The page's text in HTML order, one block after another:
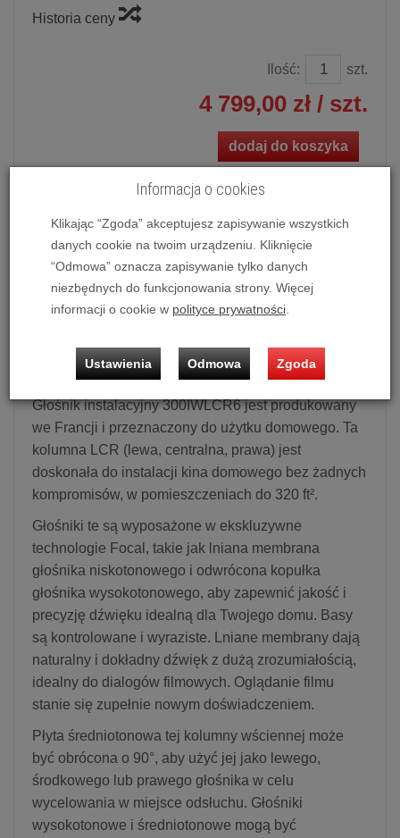
Historia ceny
Ilość: szt.
4 799,00 zł / szt.
dodaj do koszyka
Głośnik instalacyjny Focal 300 IW 6 LCR
Cena dotyczy 1 szt. kolumn.
Możliwość zakupu produktu w bezpłatnym systemie
ratalnym 0% na 10, 20 i 30 miesięcy lub specjalna oferta!
Głośnik instalacyjny Focal 300 IW 6 LCR
Głośnik instalacyjny 300IWLCR6 jest produkowany
we Francji i przeznaczony do użytku domowego. Ta
kolumna LCR (lewa, centralna, prawa) jest
doskonała do instalacji kina domowego bez żadnych
kompromisów, w pomieszczeniach do 320 ft².
Głośniki te są wyposażone w ekskluzywne
technologie Focal, takie jak lniana membrana
głośnika niskotonowego i odwrócona kopułka
głośnika wysokotonowego, aby zapewnić jakość i
precyzję dźwięku idealną dla Twojego domu. Basy
są kontrolowane i wyraziste. Lniane membrany dają
naturalny i dokładny dźwięk z dużą zrozumiałością,
idealny do dialogów filmowych. Oglądanie filmu
stanie się zupełnie nowym doświadczeniem.
Płyta średniotonowa tej kolumny wściennej może
być obrócona o 90°, aby użyć jej jako lewego,
środkowego lub prawego głośnika w celu
wycelowania w miejsce odsłuchu. Głośniki
wysokotonowe i średniotonowe mogą być
Informacja o cookies
Klikając “Zgoda” akceptujesz zapisywanie wszystkich
danych cookie na twoim urządzeniu. Kliknięcie
“Odmowa” oznacza zapisywanie tylko danych
niezbędnych do funkcjonowania strony. Więcej
informacji o cookie w polityce prywatności.
Ustawienia Odmowa Zgoda